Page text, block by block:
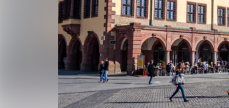
Polen Portugal